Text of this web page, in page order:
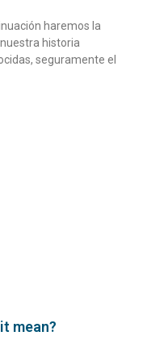
haremos la
historia
seguramente el
mean?